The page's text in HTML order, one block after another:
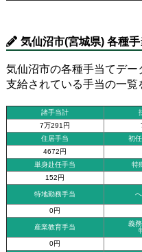
気仙沼市(宮城県) 各種手
気仙沼市の各種手当てデー
支給されている手当の一覧
諸手当計
7万291円
住居手当
初
4672円
単身赴任手当
特
152円
特地勤務手当
0円
産業教育手当
義
0円